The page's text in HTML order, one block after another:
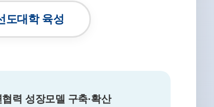
도대학 육성
력 성장모델 구축·확산